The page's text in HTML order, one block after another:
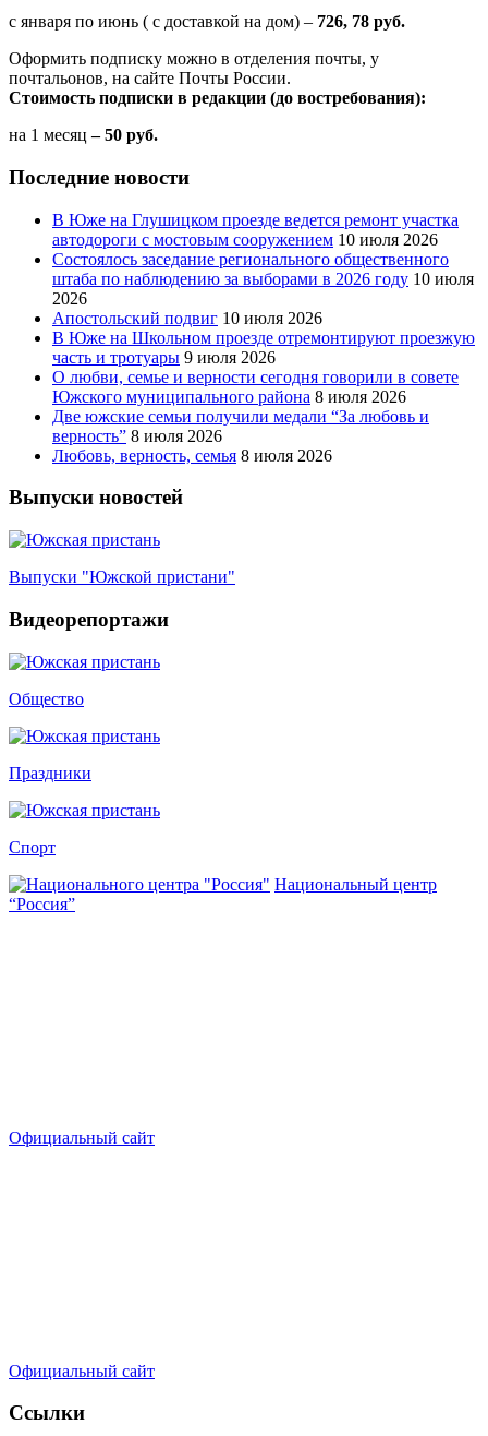
с января по июнь ( с доставкой на дом) – 726, 78 руб.
Оформить подписку можно в отделения почты, у
почтальонов, на сайте Почты России.
Стоимость подписки в редакции (до востребования):
на 1 месяц – 50 руб.
Последние новости
В Юже на Глушицком проезде ведется ремонт участка
автодороги с мостовым сооружением 10 июля 2026
Состоялось заседание регионального общественного
штаба по наблюдению за выборами в 2026 году 10 июля
2026
Апостольский подвиг 10 июля 2026
В Юже на Школьном проезде отремонтируют проезжую
часть и тротуары 9 июля 2026
О любви, семье и верности сегодня говорили в совете
Южского муниципального района 8 июля 2026
Две южские семьи получили медали “За любовь и
верность” 8 июля 2026
Любовь, верность, семья 8 июля 2026
Выпуски новостей
Выпуски "Южской пристани"
Видеорепортажи
Общество
Праздники
Спорт
Национальный центр
“Россия”
Официальный сайт
Официальный сайт
Ссылки